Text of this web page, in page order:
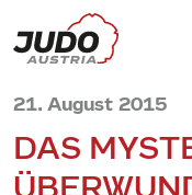
21. August 2015
DAS